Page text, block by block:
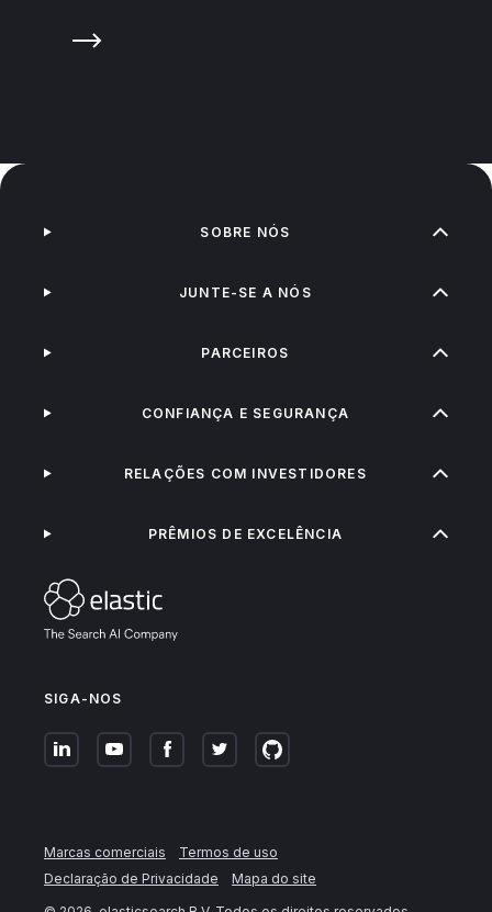
SIGA-NOS
SOBRE NÓS
JUNTE-SE A NÓS
PARCEIROS
CONFIANÇA E SEGURANÇA
RELAÇÕES COM INVESTIDORES
PRÊMIOS DE EXCELÊNCIA
Marcas comerciais
Termos de uso
Declaração de Privacidade
Mapa do site